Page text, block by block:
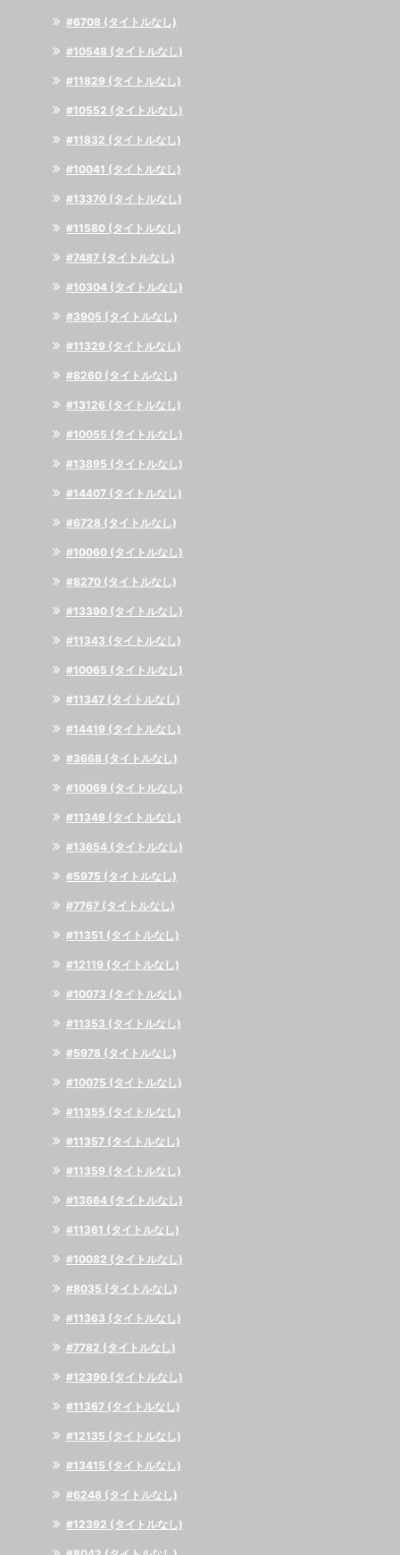
#6708 (タイトルなし)
#10548 (タイトルなし)
#11829 (タイトルなし)
#10552 (タイトルなし)
#11832 (タイトルなし)
#10041 (タイトルなし)
#13370 (タイトルなし)
#11580 (タイトルなし)
#7487 (タイトルなし)
#10304 (タイトルなし)
#3905 (タイトルなし)
#11329 (タイトルなし)
#8260 (タイトルなし)
#13126 (タイトルなし)
#10055 (タイトルなし)
#13895 (タイトルなし)
#14407 (タイトルなし)
#6728 (タイトルなし)
#10060 (タイトルなし)
#8270 (タイトルなし)
#13390 (タイトルなし)
#11343 (タイトルなし)
#10065 (タイトルなし)
#11347 (タイトルなし)
#14419 (タイトルなし)
#3668 (タイトルなし)
#10069 (タイトルなし)
#11349 (タイトルなし)
#13654 (タイトルなし)
#5975 (タイトルなし)
#7767 (タイトルなし)
#11351 (タイトルなし)
#12119 (タイトルなし)
#10073 (タイトルなし)
#11353 (タイトルなし)
#5978 (タイトルなし)
#10075 (タイトルなし)
#11355 (タイトルなし)
#11357 (タイトルなし)
#11359 (タイトルなし)
#13664 (タイトルなし)
#11361 (タイトルなし)
#10082 (タイトルなし)
#8035 (タイトルなし)
#11363 (タイトルなし)
#7782 (タイトルなし)
#12390 (タイトルなし)
#11367 (タイトルなし)
#12135 (タイトルなし)
#13415 (タイトルなし)
#6248 (タイトルなし)
#12392 (タイトルなし)